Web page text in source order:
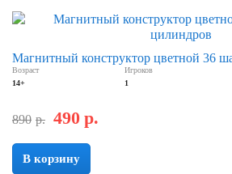
Магнитный конструктор цветной 36
Возраст
14+
Игроков
1
890 р. 490 р.
В корзину